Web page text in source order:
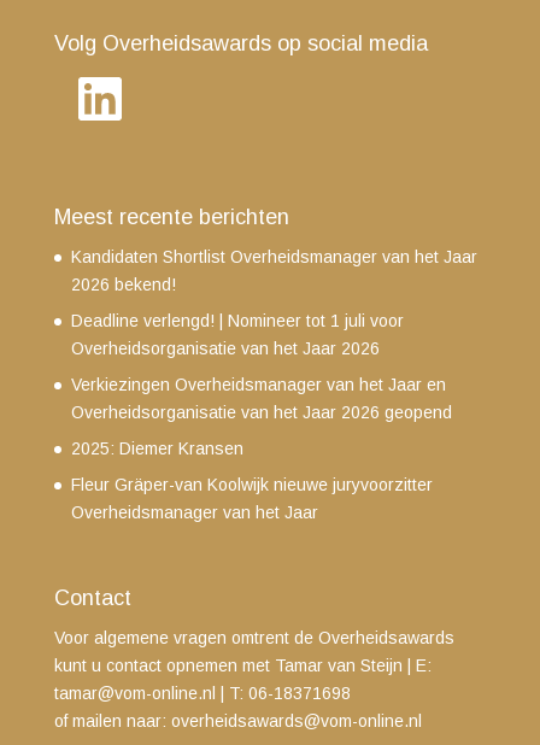
Volg Overheidsawards op social media
LinkedIn
Meest recente berichten
Kandidaten Shortlist Overheidsmanager van het Jaar
2026 bekend!
Deadline verlengd! | Nomineer tot 1 juli voor
Overheidsorganisatie van het Jaar 2026
Verkiezingen Overheidsmanager van het Jaar en
Overheidsorganisatie van het Jaar 2026 geopend
2025: Diemer Kransen
Fleur Gräper-van Koolwijk nieuwe juryvoorzitter
Overheidsmanager van het Jaar
Contact
Voor algemene vragen omtrent de Overheidsawards
kunt u contact opnemen met Tamar van Steijn | E:
tamar@vom-online.nl
T: 06-18371698
of mailen naar: overheidsawards@vom-online.nl